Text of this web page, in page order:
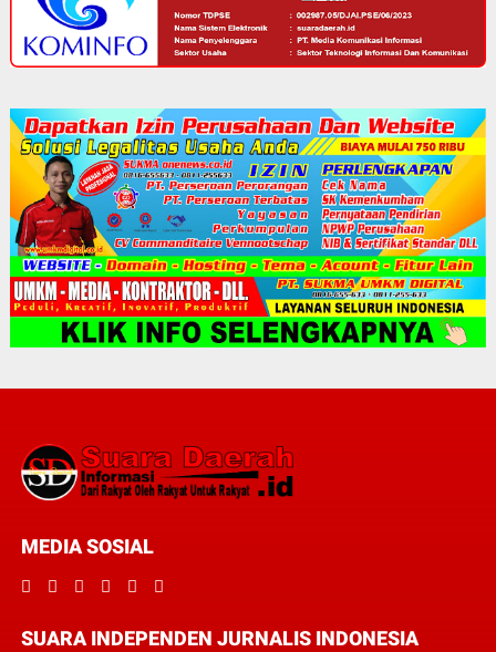
MEDIA SOSIAL
SUARA INDEPENDEN JURNALIS INDONESIA